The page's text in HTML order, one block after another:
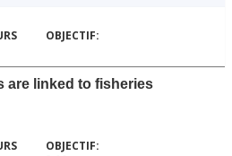
are linked to fisheries